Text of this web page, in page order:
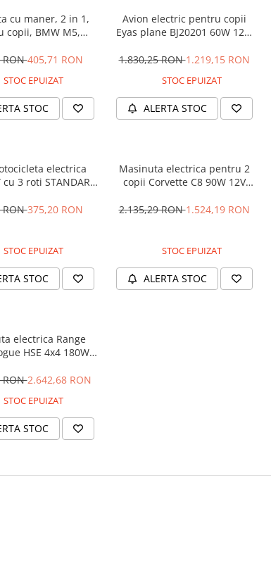
cu maner, 2 in 1,
copii, BMW M5,
RON405,71 RON
STOC EPUIZAT
STOC
Avion electric pentru copii
Eyas plane BJ20201 60W 12V,
1.830,25 RON1.219,15 RON
STOC EPUIZAT
ALERTA STOC
electrica
cu 3 roti STANDARD
RON375,20 RON
STOC EPUIZAT
STOC
Masinuta electrica pentru 2
copii Corvette C8 90W 12V
2.135,29 RON1.524,19 RON
STOC EPUIZAT
ALERTA STOC
electrica Range
HSE 4x4 180W
RON2.642,68 RON
STOC EPUIZAT
STOC